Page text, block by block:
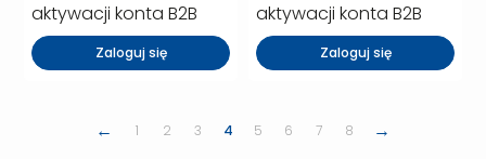
aktywacji konta B2B
Zaloguj się
aktywacji konta B2B
Zaloguj się
← 1 2 3 4 5 6 7 8 →